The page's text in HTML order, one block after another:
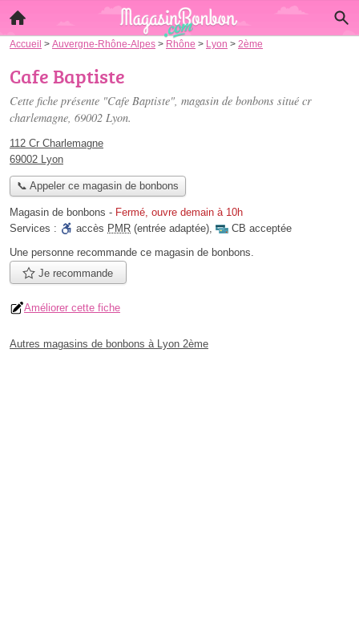
Accueil > Auvergne-Rhône-Alpes > Rhône > Lyon > 2ème
Cafe Baptiste
Cette fiche présente "Cafe Baptiste", magasin de bonbons situé cr
charlemagne, 69002 Lyon.
112 Cr Charlemagne
69002 Lyon
📞 Appeler ce magasin de bonbons
Magasin de bonbons - Fermé, ouvre demain à 10h
Services :
accès PMR (entrée adaptée),
CB acceptée
Une personne recommande ce magasin de bonbons.
Je recommande
Améliorer cette fiche
Autres magasins de bonbons à Lyon 2ème